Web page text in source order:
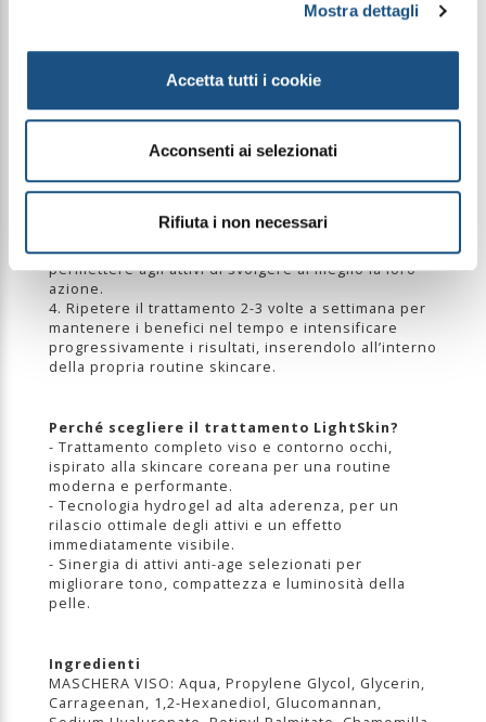
Mostra dettagli
Accetta tutti i cookie
Acconsenti ai selezionati
Rifiuta i non necessari
Per utilizzare correttamente ed ottenere la
massima efficacia dal nuovo trattamento, seguire
1. Detergere accuratamente il viso e la zona
perfettamente pulita e asciutta.
patch occhi nella zona sotto-oculare, facendoli
3. Lasciare in posa per circa 30 minuti, così da
favorire l’assorbimento ottimale del prodotto e
permettere agli attivi di svolgere al meglio la loro
azione.
4. Ripetere il trattamento 2-3 volte a settimana per
mantenere i benefici nel tempo e intensificare
progressivamente i risultati, inserendolo all’interno
della propria routine skincare.
Perché scegliere il trattamento LightSkin?
- Trattamento completo viso e contorno occhi,
ispirato alla skincare coreana per una routine
moderna e performante.
- Tecnologia hydrogel ad alta aderenza, per un
rilascio ottimale degli attivi e un effetto
immediatamente visibile.
- Sinergia di attivi anti-age selezionati per
migliorare tono, compattezza e luminosità della
pelle.
Ingredienti
MASCHERA VISO: Aqua, Propylene Glycol, Glycerin,
Carrageenan, 1,2-Hexanediol, Glucomannan,